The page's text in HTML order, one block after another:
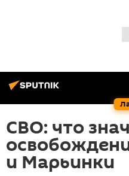
СВО: что
и Марьинки